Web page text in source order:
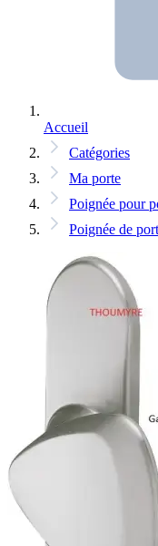
Accueil
Catégories
Ma porte
Poignée pour
Poignée de